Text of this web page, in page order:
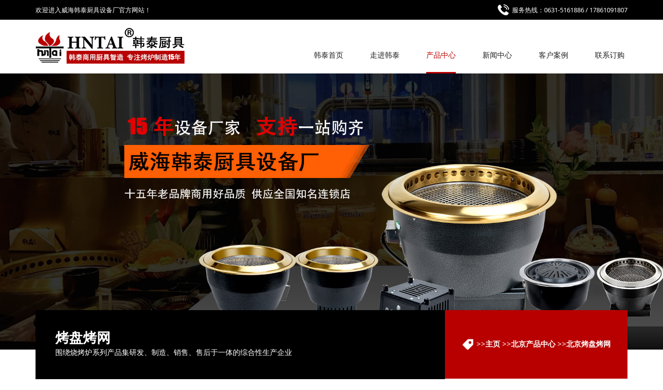
欢迎进入威海韩泰厨具设备厂官方网站！ 服务热线：0631-5161886 / 17861091807
韩泰首页 走进韩泰 产品中心 新闻中心 客户案例 联系订购
烤盘烤网
围绕烧烤炉系列产品集研发、制造、销售、售后于一体的综合性生产企业
>>主页 >>北京产品中心>>北京烤盘烤网